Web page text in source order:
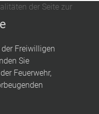
Freiwilligen
Sie
Feuerwehr,
der Seite zur